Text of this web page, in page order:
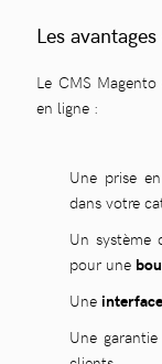
Les
Le CMS
en ligne :
Une prise
dans votre
Un système
pour une
Une
Une